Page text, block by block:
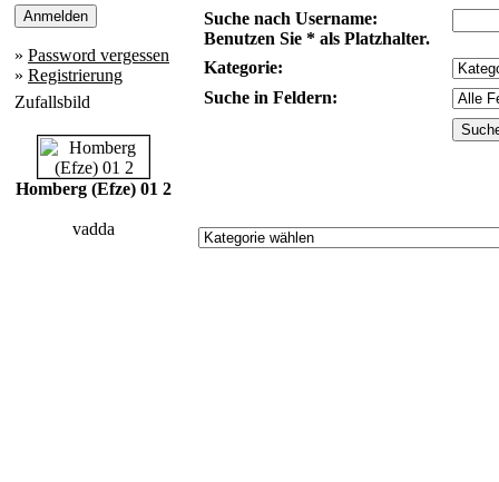
» Password vergessen
» Registrierung
Zufallsbild
Homberg (Efze) 01 2
vadda
Suche nach Username:
Benutzen Sie * als Platzhalter.
Kategorie:
Suche in Feldern: